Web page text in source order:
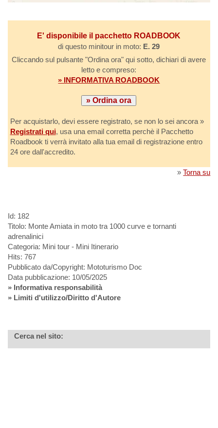
E' disponibile il pacchetto ROADBOOK
di questo minitour in moto: E. 29
Cliccando sul pulsante "Ordina ora" qui sotto, dichiari di avere
letto e compreso:
» INFORMATIVA ROADBOOK
Per acquistarlo, devi essere registrato, se non lo sei ancora »
Registrati qui, usa una email corretta perchè il Pacchetto
Roadbook ti verrà invitato alla tua email di registrazione entro
24 ore dall'accredito.
»Torna su
Id: 182
Titolo: Monte Amiata in moto tra 1000 curve e tornanti
adrenalinici
Categoria: Mini tour - Mini Itinerario
Hits: 767
Pubblicato da/Copyright: Mototurismo Doc
Data pubblicazione: 10/05/2025
» Informativa responsabilità
» Limiti d'utilizzo/Diritto d'Autore
Cerca nel sito: